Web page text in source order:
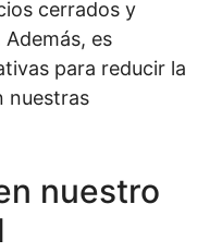
cerrados y
es
para reducir la
nuestras
nuestro